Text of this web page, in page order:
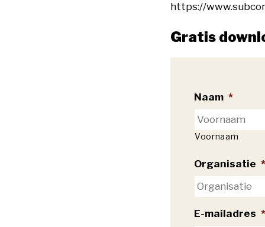
https://
Gratis
Naam *
Voornaam
Organisatie *
E-mailadres *